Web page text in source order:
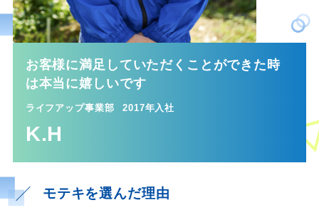
お客様に満足していただくことができた時
は本当に嬉しいです
ライフアップ事業部 2017年入社
K.H
モテキを選んだ理由